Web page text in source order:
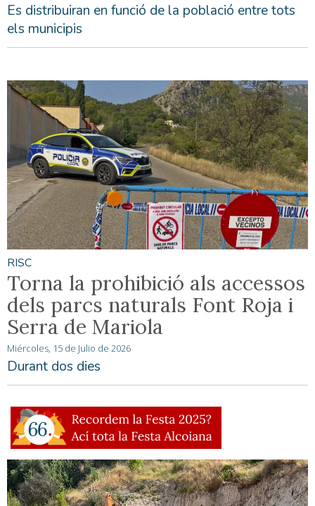
Es distribuiran en funció de la població entre tots
els municipis
RISC
Torna la prohibició als accessos
dels parcs naturals Font Roja i
Serra de Mariola
Miércoles, 15 de Julio de 2026
Durant dos dies